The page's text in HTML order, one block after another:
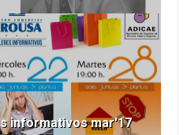
informativos mar'17